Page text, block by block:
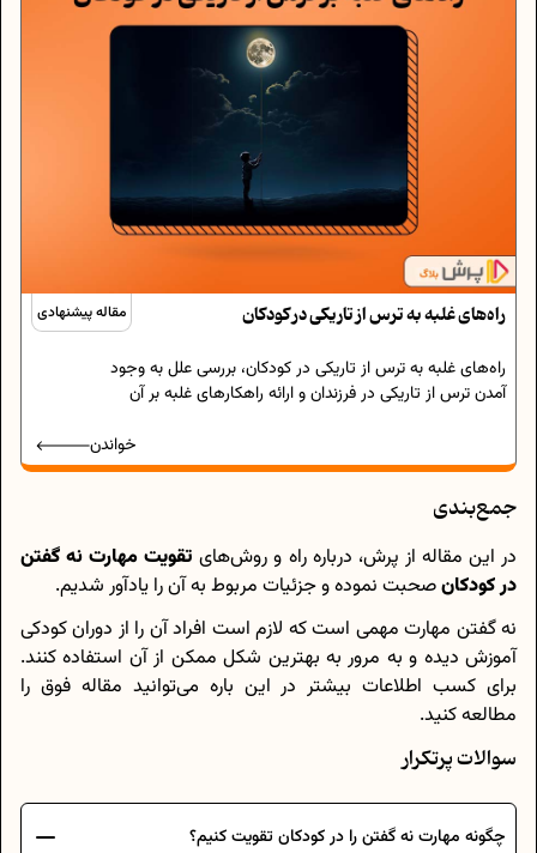
مقاله پیشنهادی راه‌های غلبه به ترس از تاریکی در کودکان
راه‌های غلبه به ترس از تاریکی در کودکان، بررسی علل به وجود
آمدن ترس از تاریکی در فرزندان و ارائه راهکارهای غلبه بر آن
خواندن
جمع‌بندی
در این مقاله از پرش، درباره راه و روش‌های تقویت مهارت نه گفتن
در کودکانصحبت نموده و جزئیات مربوط به آن را یادآور شدیم.
نه گفتن مهارت مهمی است که لازم است افراد آن را از دوران کودکی
آموزش دیده و به مرور به بهترین شکل ممکن از آن استفاده کنند.
برای کسب اطلاعات بیشتر در این باره می‌توانید مقاله فوق را
مطالعه کنید.
سوالات پرتکرار
چگونه مهارت نه گفتن را در کودکان تقویت کنیم؟